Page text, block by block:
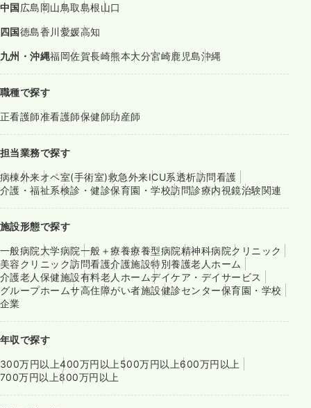
中国 広島 岡山鳥取島根山口
四国徳島香川 愛媛高知
九州・沖縄福岡佐賀長崎熊本大分宮崎鹿児島沖縄
職種で探す
正看護師准看護師保健師助産師
担当業務で探す
病棟外来オペ室(手術室)救急外来ICU系透析訪問看護
介護・福祉系検診・健診保育園・学校訪問診療内視鏡治験関連
施設形態で探す
一般病院大学病院一般＋療養療養型病院精神科病院クリニック
美容クリニック訪問看護介護施設特別養護老人ホーム
介護老人保健施設有料老人ホームデイケア・デイサービス
グループホームサ高住障がい者施設健診センター保育園・学校
企業
年収で探す
300万円以上400万円以上500万円以上600万円以上
700万円以上800万円以上